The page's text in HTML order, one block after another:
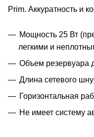
Prim. Аккуратность и
Мощность 25 Вт
легкими и
Объем резервуара
Длина сетевого
Горизонтальная
Не имеет систему